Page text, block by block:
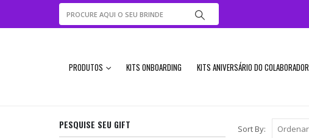
PRODUTOS KITS ONBOARDING KITS ANIVERSÁRIO DO COLABORADOR
Sort By:
PESQUISE SEU GIFT